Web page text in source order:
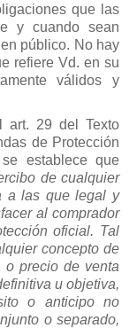
que las
y cuando sean
público. No hay
refiere Vd. en su
válidos y
art. 29 del Texto
de Protección
establece que
de cualquier
a las que legal y
al comprador
oficial. Tal
concepto de
o precio de venta
u objetiva,
o anticipo no
o separado,